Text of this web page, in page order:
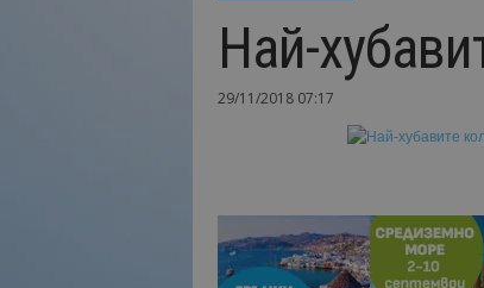
Най-
29/11/2018 07:17